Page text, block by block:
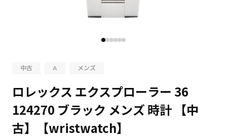
中古 A メンズ
ロレックス エクスプローラー 36
124270 ブラック メンズ 時計 【中
古】【wristwatch】